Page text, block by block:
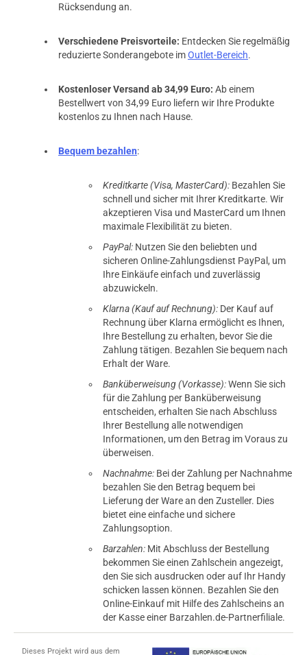
Rücksendung an.
Verschiedene Preisvorteile: Entdecken Sie regelmäßig
reduzierte Sonderangebote imOutlet-Bereich.
Kostenloser Versand ab 34,99 Euro: Ab einem
Bestellwert von 34,99 Euro liefern wir Ihre Produkte
kostenlos zu Ihnen nach Hause.
Bequem bezahlen:
Kreditkarte (Visa, MasterCard): Bezahlen Sie
schnell und sicher mit Ihrer Kreditkarte. Wir
akzeptieren Visa und MasterCard um Ihnen
maximale Flexibilität zu bieten.
PayPal: Nutzen Sie den beliebten und
sicheren Online-Zahlungsdienst PayPal, um
Ihre Einkäufe einfach und zuverlässig
abzuwickeln.
Klarna (Kauf auf Rechnung): Der Kauf auf
Rechnung über Klarna ermöglicht es Ihnen,
Ihre Bestellung zu erhalten, bevor Sie die
Zahlung tätigen. Bezahlen Sie bequem nach
Erhalt der Ware.
Banküberweisung (Vorkasse):Wenn Sie sich
für die Zahlung per Banküberweisung
entscheiden, erhalten Sie nach Abschluss
Ihrer Bestellung alle notwendigen
Informationen, um den Betrag im Voraus zu
überweisen.
Nachnahme: Bei der Zahlung per Nachnahme
bezahlen Sie den Betrag bequem bei
Lieferung der Ware an den Zusteller. Dies
bietet eine einfache und sichere
Zahlungsoption.
Barzahlen: Mit Abschluss der Bestellung
bekommen Sie einen Zahlschein angezeigt,
den Sie sich ausdrucken oder auf Ihr Handy
schicken lassen können. Bezahlen Sie den
Online-Einkauf mit Hilfe des Zahlscheins an
der Kasse einer Barzahlen.de-Partnerfiliale.
Dieses Projekt wird aus dem